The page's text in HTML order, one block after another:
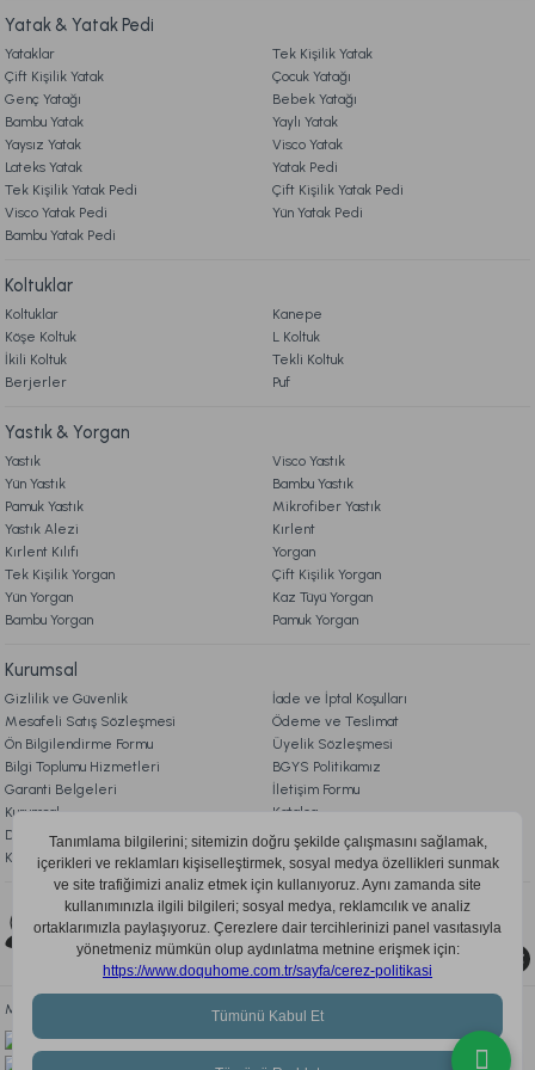
9. YATAK & KOLTUK SİPARİŞ VE İADE İŞLEMLERİ
849,00 TL
Harmony Nude Display Kolonya 50 ml
199,00 TL
999,00 TL
Ücretsiz Kargo
199,00 TL
Luxury Noir Kolonya 100 ml
649,00 TL
Rosabelle Blush Display Kolonya 50 ml
199,00 TL
Rosabelle Blush Kolonya 100 ml
999,00 TL
Ücretsiz Kargo
Yatak & Yatak Pedi
Yataklar
Tek Kişilik Yatak
Çift Kişilik Yatak
Çocuk Yatağı
Genç Yatağı
Bebek Yatağı
Bambu Yatak
Yaylı Yatak
Yaysız Yatak
Visco Yatak
Lateks Yatak
Yatak Pedi
Tek Kişilik Yatak Pedi
Çift Kişilik Yatak Pedi
Visco Yatak Pedi
Yün Yatak Pedi
Bambu Yatak Pedi
Koltuklar
Koltuklar
Kanepe
Köşe Koltuk
L Koltuk
İkili Koltuk
Tekli Koltuk
Berjerler
Puf
Yastık & Yorgan
Yastık
Visco Yastık
Yün Yastık
Bambu Yastık
Pamuk Yastık
Mikrofiber Yastık
Yastık Alezi
Kırlent
Kırlent Kılıfı
Yorgan
Tek Kişilik Yorgan
Çift Kişilik Yorgan
Yün Yorgan
Kaz Tüyü Yorgan
Bambu Yorgan
Pamuk Yorgan
Kurumsal
Gizlilik ve Güvenlik
İade ve İptal Koşulları
Mesafeli Satış Sözleşmesi
Ödeme ve Teslimat
Ön Bilgilendirme Formu
Üyelik Sözleşmesi
Bilgi Toplumu Hizmetleri
BGYS Politikamız
Garanti Belgeleri
İletişim Formu
Kurumsal
Katalog
Doqu Blog
Çerez Politikası
KVKK Aydınlatma Metni
Bizi Takip Edin
0850 205 03 35
Mobil Uygulamayı İndir, Fırsatları Kaçırma!